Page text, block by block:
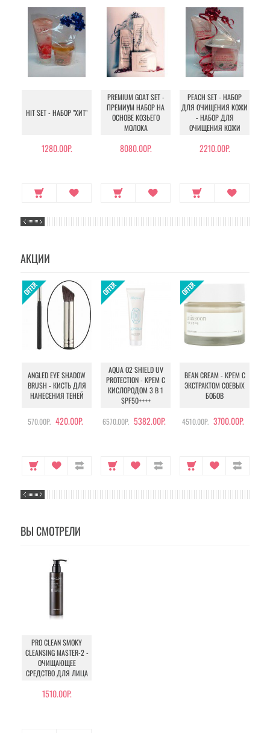
HIT SET - НАБОР "ХИТ"
1280.00Р.
PREMIUM GOAT SET -
ПРЕМИУМ НАБОР НА
ОСНОВЕ КОЗЬЕГО
МОЛОКА
8080.00Р.
PEACH SET - НАБОР
ДЛЯ ОЧИЩЕНИЯ КОЖИ
- НАБОР ДЛЯ
ОЧИЩЕНИЯ КОЖИ
2210.00Р.
АКЦИИ
ANGLED EYE SHADOW
BRUSH - КИСТЬ ДЛЯ
НАНЕСЕНИЯ ТЕНЕЙ
570.00Р. 420.00Р.
AQUA O2 SHIELD UV
PROTECTION - КРЕМ С
КИСЛОРОДОМ 3 В 1
SPF50++++
6570.00Р. 5382.00Р.
BEAN CREAM - КРЕМ С
ЭКСТРАКТОМ СОЕВЫХ
БОБОВ
4510.00Р. 3700.00Р.
ВЫ СМОТРЕЛИ
PRO CLEAN SMOKY
CLEANSING MASTER-2 -
ОЧИЩАЮЩЕЕ
СРЕДСТВО ДЛЯ ЛИЦА
1510.00Р.